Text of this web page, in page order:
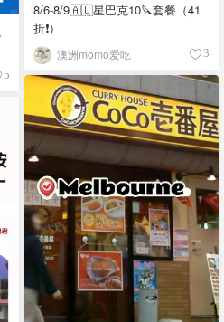
5
8/6-8/9🇦🇺星巴克10🔪套餐（41
折❗）
澳洲momo爱吃 3